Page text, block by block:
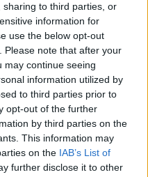
to third parties, or
information for
use the below opt-out
Please note that after your
may continue seeing
information utilized by
to third parties prior to
opt-out of the further
by third parties on the
This information may
on the IAB’s List of
further disclose it to other